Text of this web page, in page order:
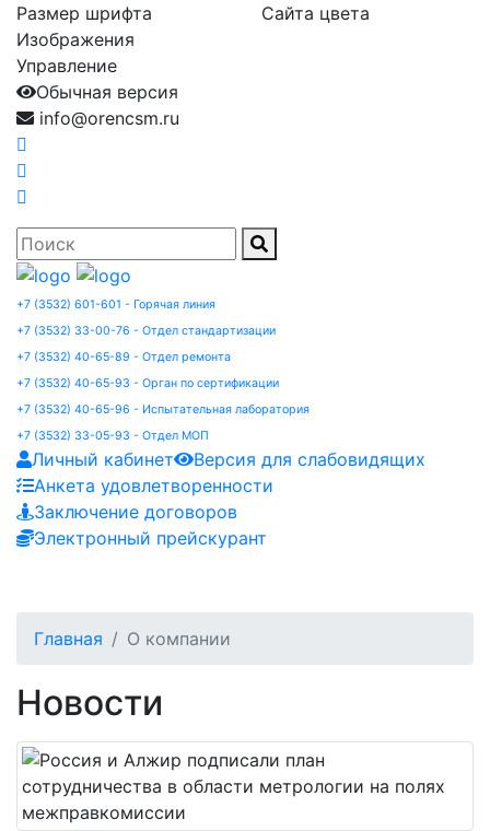
Размер шрифта
Сайта цвета
Изображения
Управление
Обычная версия
info@orencsm.ru
+7 (3532) 601-601 - Горячая линия
+7 (3532) 33-00-76 - Отдел стандартизации
+7 (3532) 40-65-89 - Отдел ремонта
+7 (3532) 40-65-93 - Орган по сертификации
+7 (3532) 40-65-96 - Испытательная лаборатория
+7 (3532) 33-05-93 - Отдел МОП
Личный кабинет
Версия для слабовидящих
Анкета удовлетворенности
Заключение договоров
Электронный прейскурант
Главная О компании
Новости